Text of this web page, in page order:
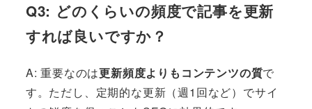
Q3: どのくらいの頻度で記事を更新
すれば良いですか？
A: 重要なのは更新頻度よりもコンテンツの質で
す。ただし、定期的な更新（週1回など）でサイ